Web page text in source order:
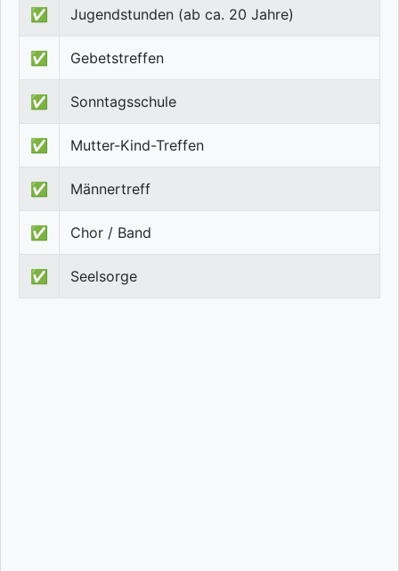
✅ Jugendstunden (ab ca. 20 Jahre)
✅ Gebetstreffen
✅ Sonntagsschule
✅ Mutter-Kind-Treffen
✅ Männertreff
✅ Chor / Band
✅ Seelsorge